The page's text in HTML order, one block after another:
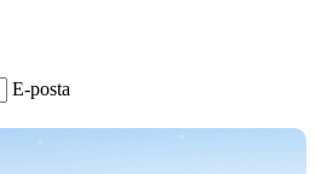
E-posta